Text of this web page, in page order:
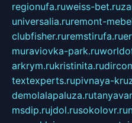
regionufa.ruweiss-bet.ru
universalia.ruremont-
clubfisher.ruremstirufa.ru
muraviovka-park.ru
arkrym.rukristinita.ru
textexperts.rupivnaya-
demolalapaluza.ru
msdip.rujdol.rusokolovr.ru